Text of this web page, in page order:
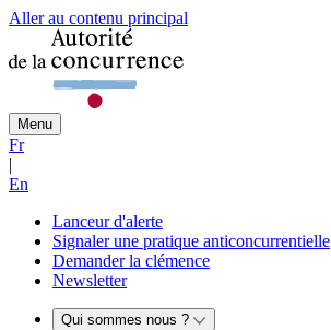
Aller au contenu principal
Menu
Fr
|
En
Lanceur d'alerte
Signaler une pratique anticoncurrentielle
Demander la clémence
Newsletter
Qui sommes nous ?